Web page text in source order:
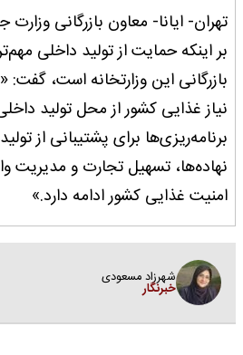
تهران- ایانا- معاون بازرگانی وزارت
بر اینکه حمایت از تولید داخلی
نیاز غذایی کشور از محل تولید
برنامه‌ریزی‌ها برای پشتیبانی از
نهاده‌ها، تسهیل تجارت و مدیریت
امنیت غذایی کشور ادامه دارد.»
شهرزاد مسعودی
خبرنگار